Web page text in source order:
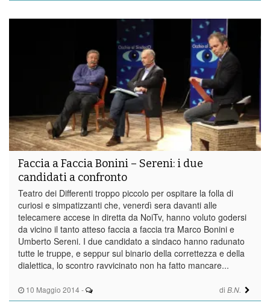
10 Maggio 2014 - di B.N.
Faccia a Faccia Bonini – Sereni: i due
candidati a confronto
Teatro dei Differenti troppo piccolo per ospitare la folla di
curiosi e simpatizzanti che, venerdì sera davanti alle
telecamere accese in diretta da NoiTv, hanno voluto godersi
da vicino il tanto atteso faccia a faccia tra Marco Bonini e
Umberto Sereni. I due candidato a sindaco hanno radunato
tutte le truppe, e seppur sul binario della correttezza e della
dialettica, lo scontro ravvicinato non ha fatto mancare...